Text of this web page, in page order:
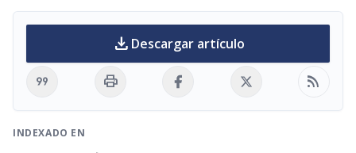
download Descargar artículo
format_quote print rss_feed
INDEXADO EN